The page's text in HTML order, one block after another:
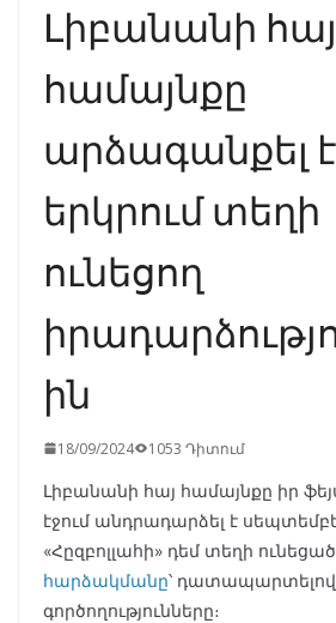
Լիբանանի հայ
համայնքը
արձագանքել է
երկրում տեղի
ունեցող
ին
18/09/2024 1053 Դիտում
Լիբանանի հայ համայնքը իր
էջում անդրադարձել է
«Հըզբոլլահի» դեմ տեղի ունեցած
հարձակմանը՝
գործողությունները։